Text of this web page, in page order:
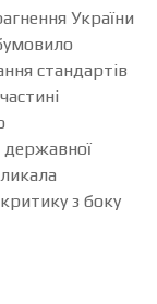
України
стандартів
державної
критику з боку